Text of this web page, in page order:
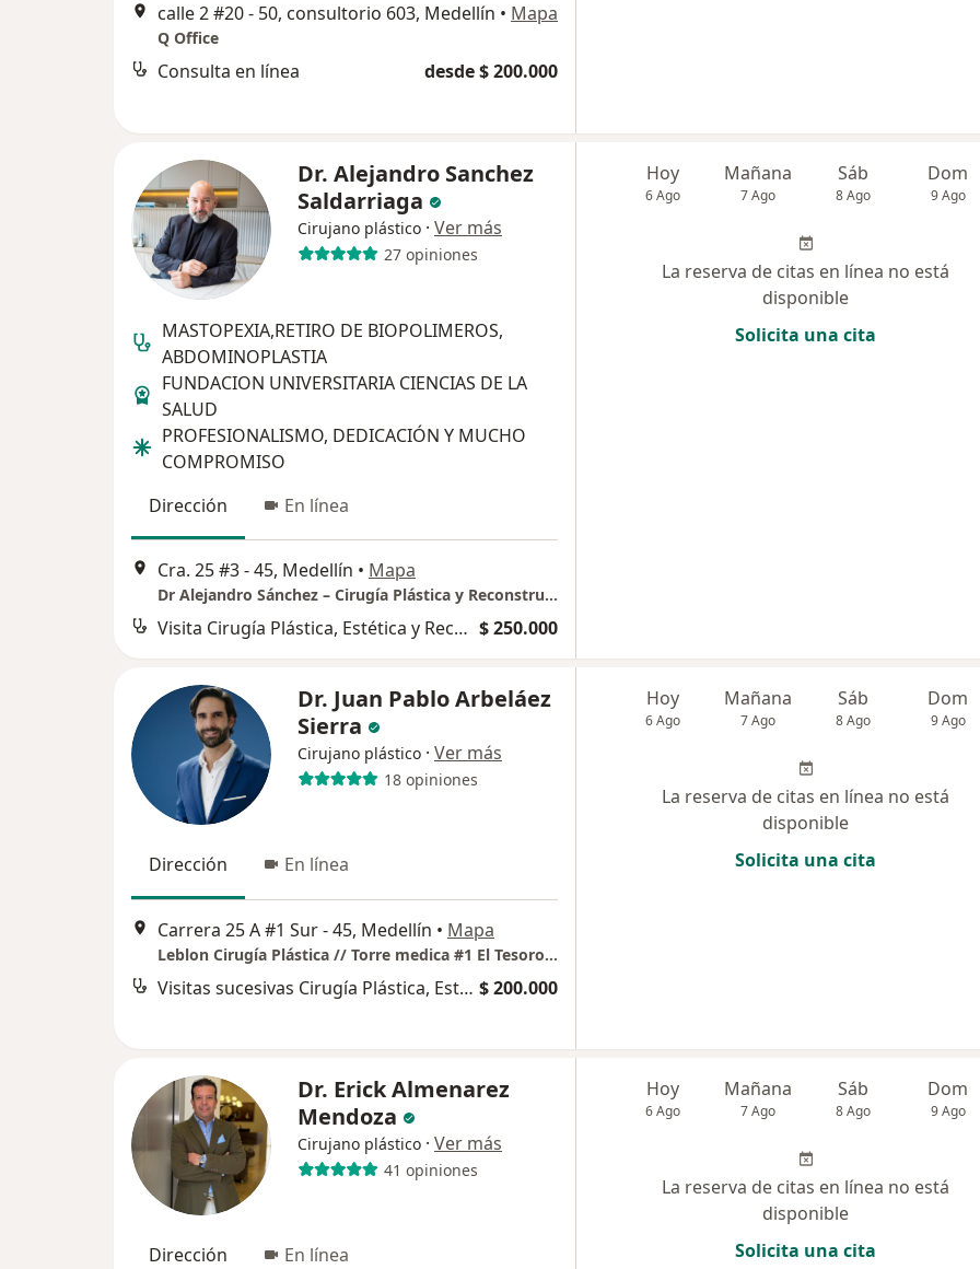
calle 2 #20 - 50, consultorio 603, Medellín • Mapa
Q Office
Consulta en línea desde $ 200.000
Dr. Alejandro Sanchez
Saldarriaga
Cirujano plástico · Ver más
27 opiniones
MASTOPEXIA,RETIRO DE BIOPOLIMEROS,
ABDOMINOPLASTIA
FUNDACION UNIVERSITARIA CIENCIAS DE LA
SALUD
PROFESIONALISMO, DEDICACIÓN Y MUCHO
COMPROMISO
Dirección
En línea
Cra. 25 #3 - 45, Medellín • Mapa
Dr Alejandro Sánchez – Cirugía Plástica y Reconstructiva
Visita Cirugía Plástica, Estética y Reconstructiva $ 250.000
Hoy
6 Ago
Mañana
7 Ago
Sáb
8 Ago
Dom
9 Ago
La reserva de citas en línea no está
disponible
Solicita una cita
Dr. Juan Pablo Arbeláez
Sierra
Cirujano plástico · Ver más
18 opiniones
Dirección En línea
Carrera 25 A #1 Sur - 45, Medellín • Mapa
Leblon Cirugía Plástica // Torre medica #1 El Tesoro Consultorio 1337
Visitas sucesivas Cirugía Plástica, Estética y Reconstructiva $ 200.000
Hoy
6 Ago
Mañana
7 Ago
Sáb
8 Ago
Dom
9 Ago
La reserva de citas en línea no está
disponible
Solicita una cita
Dr. Erick Almenarez
Mendoza
Cirujano plástico · Ver más
41 opiniones
Dirección En línea
Hoy
6 Ago
Mañana
7 Ago
Sáb
8 Ago
Dom
9 Ago
La reserva de citas en línea no está
disponible
Solicita una cita